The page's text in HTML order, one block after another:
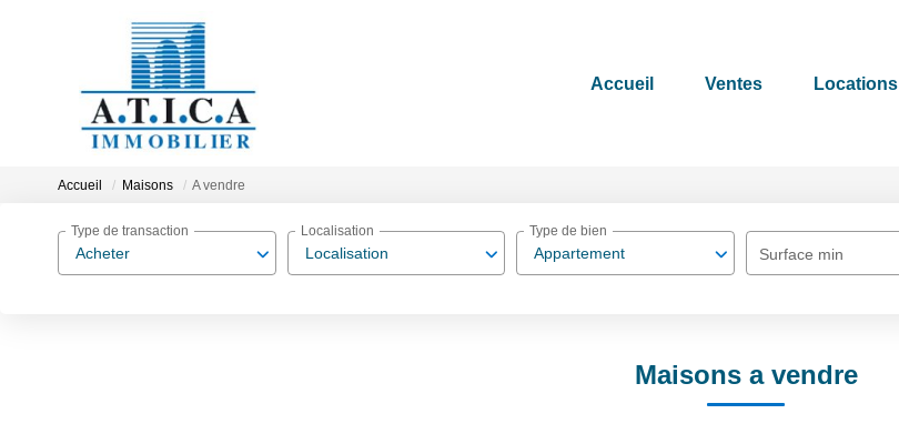
Accueil Ventes Locations
Accueil Maisons A vendre
Acheter
Type de transaction
Localisation
Localisation
Appartement
Type de bien
Surface min
Maisons a vendre